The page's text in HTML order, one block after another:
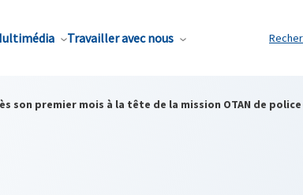
Travailler avec nous
son premier mois à la tête de la mission OTAN de